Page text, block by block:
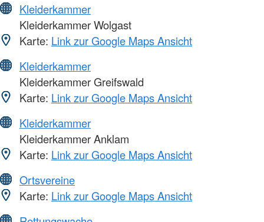
Kleiderkammer
Kleiderkammer Wolgast
Karte: Link zur Google Maps Ansicht
Kleiderkammer
Kleiderkammer Greifswald
Karte: Link zur Google Maps Ansicht
Kleiderkammer
Kleiderkammer Anklam
Karte: Link zur Google Maps Ansicht
Ortsvereine
Karte: Link zur Google Maps Ansicht